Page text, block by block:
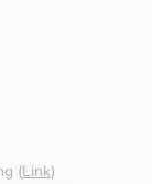
(Link)